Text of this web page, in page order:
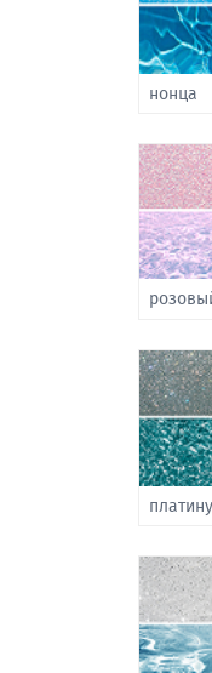
нонца